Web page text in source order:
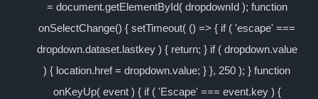
= document.getElementById( dropdownId ); function
onSelectChange() { setTimeout( () => { if ( 'escape' ===
dropdown.dataset.lastkey ) { return; } if ( dropdown.value
) { location.href = dropdown.value; } }, 250 ); } function
onKeyUp( event ) { if ( 'Escape' === event.key ) {